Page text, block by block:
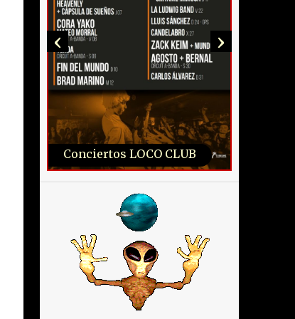
Conciertos LOCO CLUB
›
‹